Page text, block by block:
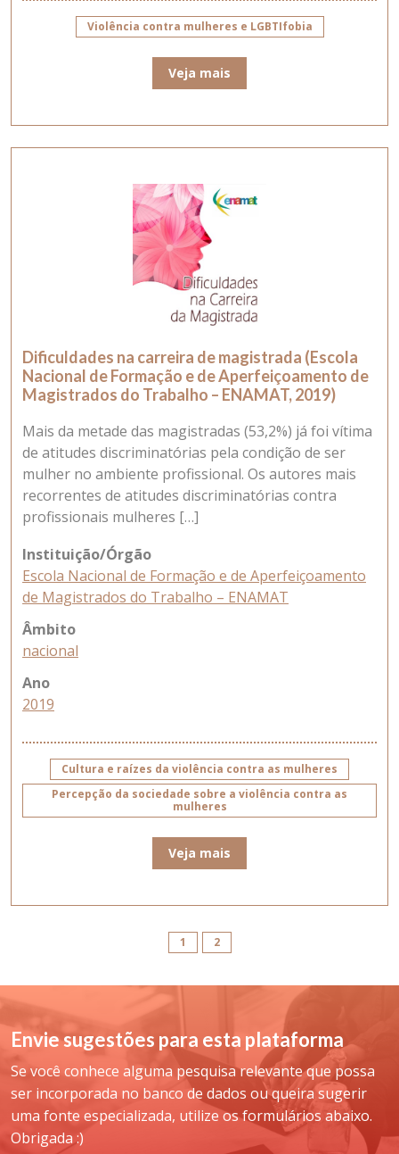
Violência contra mulheres e LGBTIfobia
Veja mais
Dificuldades na carreira de magistrada (Escola
Nacional de Formação e de Aperfeiçoamento de
Magistrados do Trabalho – ENAMAT, 2019)
Mais da metade das magistradas (53,2%) já foi vítima
de atitudes discriminatórias pela condição de ser
mulher no ambiente profissional. Os autores mais
recorrentes de atitudes discriminatórias contra
profissionais mulheres […]
Instituição/Órgão
Escola Nacional de Formação e de Aperfeiçoamento
de Magistrados do Trabalho – ENAMAT
Âmbito
nacional
Ano
2019
Cultura e raízes da violência contra as mulheres
Percepção da sociedade sobre a violência contra as
mulheres
Veja mais
1 2
Envie sugestões para esta plataforma
Se você conhece alguma pesquisa relevante que possa
ser incorporada no banco de dados ou queira sugerir
uma fonte especializada, utilize os formulários abaixo.
Obrigada :)